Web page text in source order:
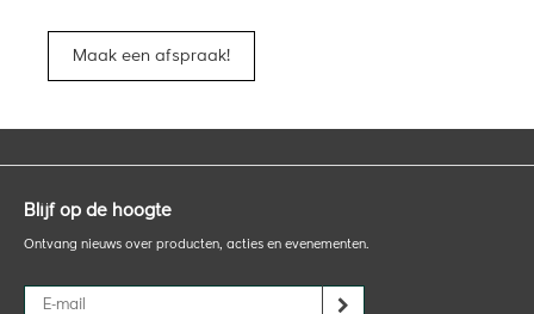
Maak een afspraak!
Blijf op de hoogte
Ontvang nieuws over producten, acties en evenementen.